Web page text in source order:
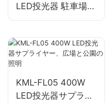
LED投光器 駐車場・
倉庫照明用
KML-FL05 400W
LED投光器サプライ